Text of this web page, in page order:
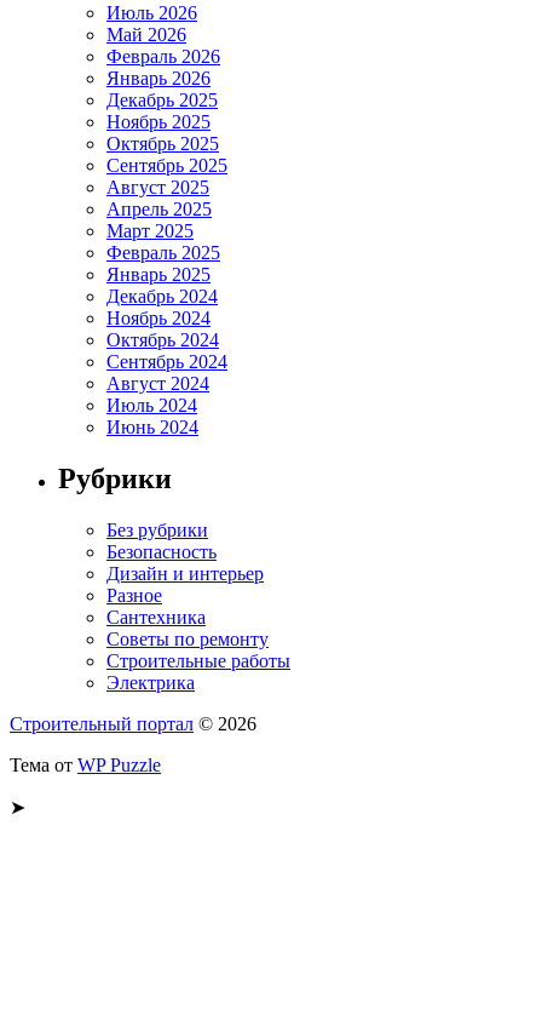
Июль 2026
Май 2026
Февраль 2026
Январь 2026
Декабрь 2025
Ноябрь 2025
Октябрь 2025
Сентябрь 2025
Август 2025
Апрель 2025
Март 2025
Февраль 2025
Январь 2025
Декабрь 2024
Ноябрь 2024
Октябрь 2024
Сентябрь 2024
Август 2024
Июль 2024
Июнь 2024
Рубрики
Без рубрики
Безопасность
Дизайн и интерьер
Разное
Сантехника
Советы по ремонту
Строительные работы
Электрика
Строительный портал © 2026
Тема от WP Puzzle
➤